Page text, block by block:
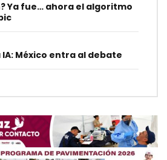
Ya fue… ahora el algoritmo
México entra al debate